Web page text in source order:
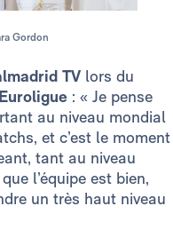
Gordon
TV lors du
Euroligue : « Je pense
au niveau mondial
et c’est le moment
tant au niveau
l’équipe est bien,
un très haut niveau